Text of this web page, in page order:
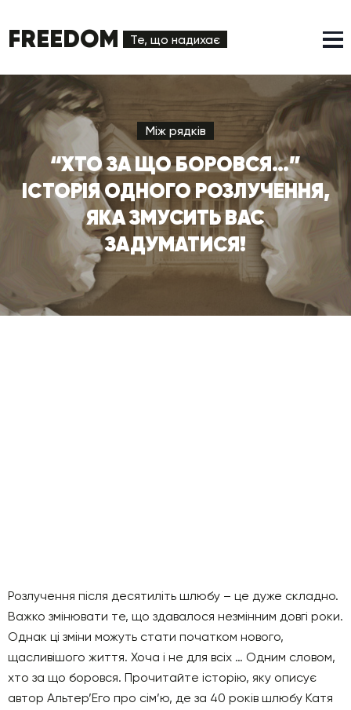
FREEDOM Те, що надихає
Між рядків
“ХТО ЗА ЩО БОРОВСЯ…”
ІСТОРІЯ ОДНОГО РОЗЛУЧЕННЯ,
ЯКА ЗМУСИТЬ ВАС
ЗАДУМАТИСЯ!
Розлучення після десятиліть шлюбу – це дуже складно.
Важко змінювати те, що здавалося незмінним довгі роки.
Однак ці зміни можуть стати початком нового,
щасливішого життя. Хоча і не для всіх … Одним словом,
хто за що боровся. Прочитайте історію, яку описує
автор Альтер’Его про сім’ю, де за 40 років шлюбу Катя